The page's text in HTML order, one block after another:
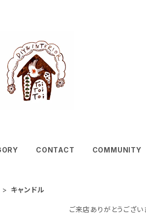
CONTACT COMMUNITY
キャンドル
ご来店ありがとうござい